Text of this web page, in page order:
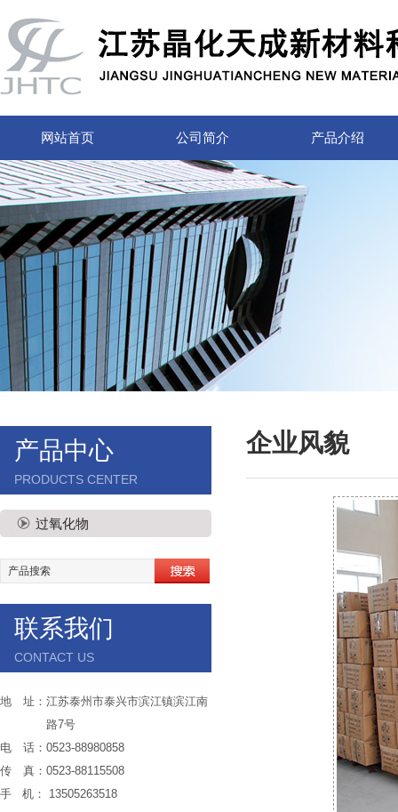
网站首页 公司简介 产品介绍
产品中心
PRODUCTS CENTER
过氧化物
联系我们
CONTACT US
地 址：江苏泰州市泰兴市滨江镇滨江南
路7号
电 话：0523-88980858
传 真：0523-88115508
手 机： 13505263518
企业风貌